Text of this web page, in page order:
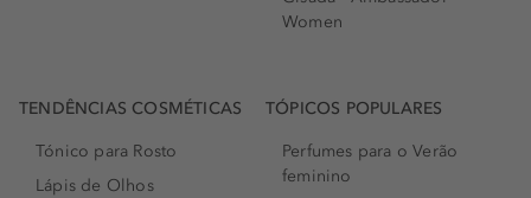
Women
TENDÊNCIAS COSMÉTICAS
Tónico para Rosto
Lápis de Olhos
TÓPICOS POPULARES
Perfumes para o Verão
feminino